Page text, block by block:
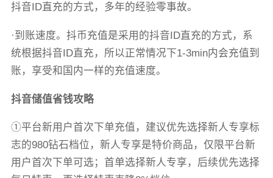
抖音ID直充的方式，多年的经验零事故。
·到账速度。抖币充值是采用的抖音ID直充的方式，系
统根据抖音ID直充，所以正常情况下1-3min内会充值到
账，享受和国内一样的充值速度。
抖音储值省钱攻略
①平台新用户首次下单充值，建议优先选择新人专享标
志的980钻石档位，新人专享是特价商品，仅限平台新
用户首次下单可选；首单选择新人专享，后续优先选择